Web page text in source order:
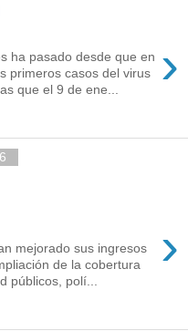
›
ha pasado desde que en
primeros casos del virus
que el 9 de ene...
›
mejorado sus ingresos
de la cobertura
públicos, polí...